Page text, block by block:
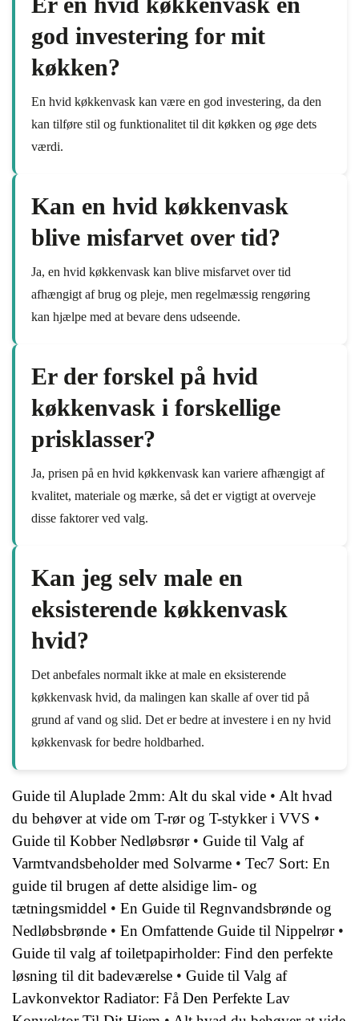
god investering for mit
køkken?
En hvid køkkenvask kan være en god investering, da den
kan tilføre stil og funktionalitet til dit køkken og øge dets
værdi.
Kan en hvid køkkenvask
blive misfarvet over tid?
Ja, en hvid køkkenvask kan blive misfarvet over tid
afhængigt af brug og pleje, men regelmæssig rengøring
kan hjælpe med at bevare dens udseende.
Er der forskel på hvid
køkkenvask i forskellige
prisklasser?
Ja, prisen på en hvid køkkenvask kan variere afhængigt af
kvalitet, materiale og mærke, så det er vigtigt at overveje
disse faktorer ved valg.
Kan jeg selv male en
eksisterende køkkenvask
hvid?
Det anbefales normalt ikke at male en eksisterende
køkkenvask hvid, da malingen kan skalle af over tid på
grund af vand og slid. Det er bedre at investere i en ny hvid
køkkenvask for bedre holdbarhed.
Guide til Aluplade 2mm: Alt du skal vide • Alt hvad
du behøver at vide om T-rør og T-stykker i VVS •
Guide til Kobber Nedløbsrør• Guide til Valg af
Varmtvandsbeholder med Solvarme • Tec7 Sort: En
guide til brugen af dette alsidige lim- og
tætningsmiddel • En Guide til Regnvandsbrønde og
Nedløbsbrønde • En Omfattende Guide til Nippelrør•
Guide til valg af toiletpapirholder: Find den perfekte
løsning til dit badeværelse • Guide til Valg af
Lavkonvektor Radiator: Få Den Perfekte Lav